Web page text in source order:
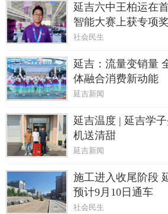
延吉六中王柏运在
智能大赛上获专项
社会民生
延吉：流量变销量
体融合消费新动能
延吉新闻
延吉温度 | 延吉学
机送清甜
延吉新闻
施工进入收尾阶段
预计9月10日通车
社会民生